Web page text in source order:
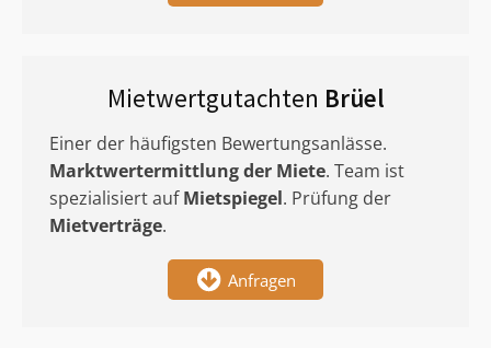
Mietwertgutachten Brüel
Einer der häufigsten Bewertungsanlässe.
Marktwertermittlungder Miete. Team ist
spezialisiert aufMietspiegel. Prüfung der
Mietverträge.
Anfragen